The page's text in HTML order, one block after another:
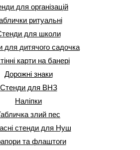
для організацій
ритуальні
для школи
для дитячого садочка
карти на банері
Дорожні знаки
Стенди для ВНЗ
Наліпки
злий пес
стенди для Нуш
та флаштоги